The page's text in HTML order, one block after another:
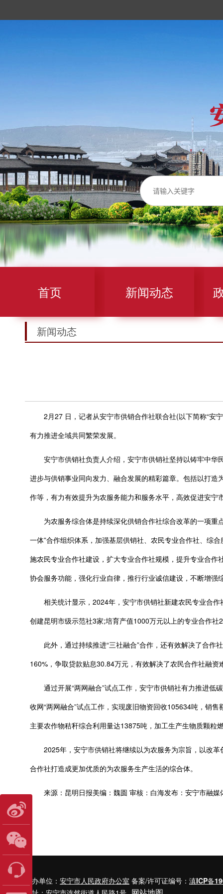
首页 新闻动态
新闻动态
2月27 日，记者从安宁市供销合作社联合社(以下简称“安宁
有力推进全域共同繁荣发展。
安宁市供销社负责人介绍，安宁市供销社坚持以铸牢中华
进步与供销事业同向发力、融合发展的精彩篇章。包括以打造
作等，有力有效提升为农服务能力和服务水平，高效促进安宁
为农服务综合体是持续深化供销合作社综合改革的一项重
一体”合作组织体系，加强基层供销社、农民专业合作社、综
施农民专业合作社建设，扩大专业合作社规模，提升专业合
协会服务功能，强化行业自律，推行行业诚信建设，不断增强
相关统计显示，2024年，安宁市供销社新建农民专业合作
创建昆明市级示范社3家;培育产值1000万元以上的专业合作
此外，通过持续推进“三社融合”合作，还有效解决了合作
160%，争取贷款贴息30.84万元，有效解决了农民合作社融资
通过开展“两网融合”试点工作，安宁市供销社有力推进低
收网“两网融合”试点工作，实现废旧物资回收105634吨，销
主要农作物秸秆综合利用量达13875吨，加工生产生物质颗
2025年，安宁市供销社将继续以为农服务为宗旨，以改革
合作社打造成更加优质的为农服务生产生活的综合体。
来源：昆明日报美编：魏圆 审核：白海发布：安宁市融媒
主办单位： 安宁市人民政府办公室 备案/许可证编号： 滇ICP备